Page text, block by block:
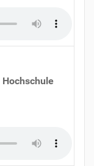
Hochschule